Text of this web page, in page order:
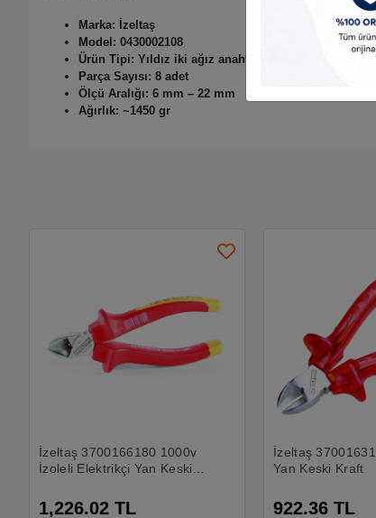
Marka: İzeltaş
Model: 0430002108
Ürün Tipi: Yıldız iki ağız anahtar takımı
Parça Sayısı: 8 adet
Ölçü Aralığı: 6 mm – 22 mm
Ağırlık: ~1450 gr
İzeltaş 3700166180 1000v
İzoleli Elektrikçi Yan Keski
1,226.02 TL
İzeltaş
Yan Keski Kraft
922.36 TL